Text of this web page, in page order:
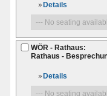
Details
WÖR - Rathaus:
Rathaus -
Details